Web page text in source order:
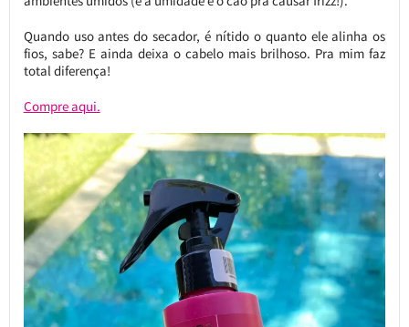
Quando uso antes do secador, é nítido o quanto ele alinha os
fios, sabe? E ainda deixa o cabelo mais brilhoso. Pra mim faz
total diferença!
Compre aqui.